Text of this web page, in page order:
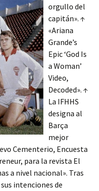
orgullo del
capitán». ↑
«Ariana
Grande’s
Epic ‘God Is
a Woman’
Video,
Decoded». ↑
La IFHHS
designa al
Barça
mejor
Cementerio, Encuesta
para la revista El
a nivel nacional». Tras
intenciones de